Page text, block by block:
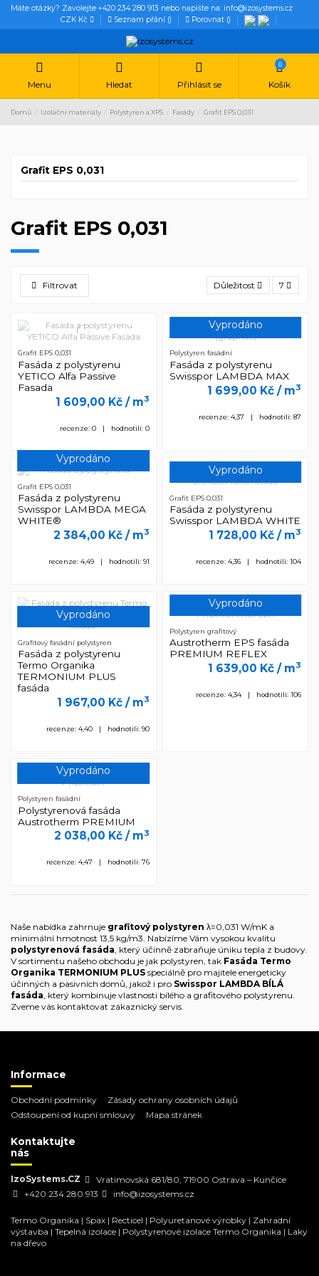
Máte otázky? Zavolejte +420 234 280 913 nebo napište na: info@izosystems.cz
CZK Kč
Seznam přání () Porovnat ()
Menu Hledat Přihlásit se
0
Košík
Domů Izolační materiály Polystyren a XPS Fasády Grafit EPS 0,031
Grafit EPS 0,031
Filtrovat Důležitost 7
Grafit EPS 0,031
Fasáda z polystyrenu
YETICO Alfa Passive
Fasada
1 609,00 Kč / m3
recenze: 0 | hodnotili: 0
Vyprodáno
Polystyren fasádní
Fasáda z polystyrenu
Swisspor LAMBDA MAX
1 699,00 Kč / m3
recenze: 4,37 | hodnotili: 87
Vyprodáno
Grafit EPS 0,031
Fasáda z polystyrenu
Swisspor LAMBDA MEGA
WHITE®
2 384,00 Kč / m3
recenze: 4,49 | hodnotili: 91
Vyprodáno
Grafit EPS 0,031
Fasáda z polystyrenu
Swisspor LAMBDA WHITE
1 728,00 Kč / m3
recenze: 4,36 | hodnotili: 104
Vyprodáno
Grafitový fasádní polystyren
Fasáda z polystyrenu
Termo Organika
TERMONIUM PLUS
fasáda
1 967,00 Kč / m3
recenze: 4,40 | hodnotili: 90
Vyprodáno
Polystyren grafitový
Austrotherm EPS fasáda
PREMIUM REFLEX
1 639,00 Kč / m3
recenze: 4,34 | hodnotili: 106
Vyprodáno
Polystyren fasádní
Polystyrenová fasáda
Austrotherm PREMIUM
2 038,00 Kč / m3
recenze: 4,47 | hodnotili: 76
Naše nabídka zahrnuje grafitový polystyren λ=0,031 W/mK a
minimální hmotnost 13,5 kg/m3. Nabízíme Vám vysokou kvalitu
polystyrenová fasáda , který účinně zabraňuje úniku tepla z budovy.
V sortimentu našeho obchodu je jak polystyren, tak Fasáda Termo
Organika TERMONIUM PLUS speciálně pro majitele energeticky
účinných a pasivních domů, jakož i pro Swisspor LAMBDA BÍLÁ
fasáda , který kombinuje vlastnosti bílého a grafitového polystyrenu.
Zveme vás kontaktovat zákaznický servis.
Grafit EPS 0,031
Informace
Obchodní podmínky
Zásady ochrany osobních údajů
Odstoupení od kupní smlouvy
Mapa stránek
Kontaktujte
nás
IzoSystems.CZ
Vratimovská 681/80, 71900 Ostrava – Kunčice
+420 234 280 913
info@izosystems.cz
Termo Organika | Spax | Recticel | Polyuretanové výrobky | Zahradní
výstavba | Tepelná izolace | Polystyrenové izolace Termo Organika | Laky
na dřevo